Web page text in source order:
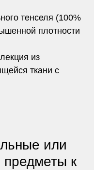
тенселя (100%
плотности
из
ткани с
или
предметы к